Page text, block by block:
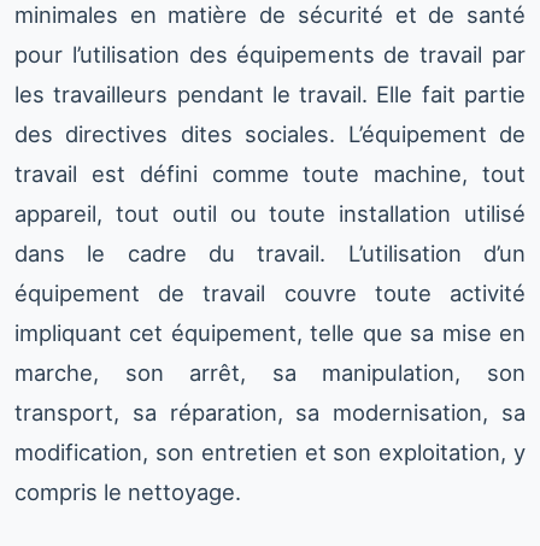
minimales en matière de sécurité et de santé
pour l’utilisation des équipements de travail par
les travailleurs pendant le travail. Elle fait partie
des directives dites sociales. L’équipement de
travail est défini comme toute machine, tout
appareil, tout outil ou toute installation utilisé
dans le cadre du travail. L’utilisation d’un
équipement de travail couvre toute activité
impliquant cet équipement, telle que sa mise en
marche, son arrêt, sa manipulation, son
transport, sa réparation, sa modernisation, sa
modification, son entretien et son exploitation, y
compris le nettoyage.